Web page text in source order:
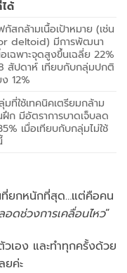
ด้
สกล้ามเนื้อเป้าหมาย (เช่น
deltoid) มีการพัฒนา
เฉพาะจุดสูงขึ้นเฉลี่ย 22%
สัปดาห์ เทียบกับกลุ่มปกติ
12%
ที่ใช้เทคนิคเตรียมกล้าม
ก มีอัตราการบาดเจ็บลด
เมื่อเทียบกับกลุ่มไม่ใช้
ที่ยกหนักที่สุด…แต่คือคน
ดช่วงการเคลื่อนไหว”
วเอง และทำทุกครั้งด้วย
ยค่ะ